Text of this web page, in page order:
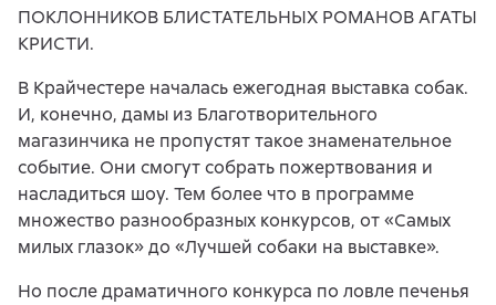
ПОКЛОННИКОВ БЛИСТАТЕЛЬНЫХ РОМАНОВ АГАТЫ
КРИСТИ.
В Крайчестере началась ежегодная выставка собак.
И, конечно, дамы из Благотворительного
магазинчика не пропустят такое знаменательное
событие. Они смогут собрать пожертвования и
насладиться шоу. Тем более что в программе
множество разнообразных конкурсов, от «Самых
милых глазок» до «Лучшей собаки на выставке».
Но после драматичного конкурса по ловле печенья